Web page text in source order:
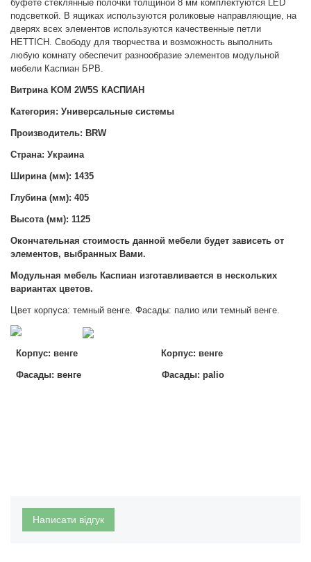
буфете стеклянные полочки толщиной 8 мм комплектуются LED
подсветкой. В ящиках используются роликовые направляющие, на
дверях всех элементов используются качественные петли
HETTICH. Свободу для творчества и возможность выполнить
любую комнату обеспечит разнообразие элементов модульной
мебели Каспиан БРВ.
Витрина KOM 2W5S КАСПИАН
Категория: Универсальные системы
Производитель: BRW
Страна: Украина
Ширина (мм): 1435
Глубина (мм): 405
Высота (мм): 1125
Окончательная стоимость данной мебели будет зависеть от
элементов, выбранных Вами.
Модульная мебель Каспиан изготавливается в нескольких
вариантах цветов.
Цвет корпуса: темный венге. Фасады: палио или темный венге.
Корпус: венге Корпус: венге
Фасады: венге Фасады: palio
Написати відгук